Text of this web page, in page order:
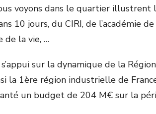
voyons dans le quartier
10 jours, du CIRI, de l’académie
de la vie, …
sur la dynamique de la
la 1ère région industrielle de
un budget de 204 M€ sur la